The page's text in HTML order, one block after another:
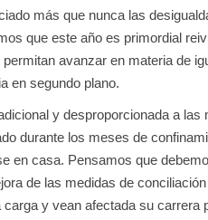
más que nunca las
que este año es primordial
avanzar en materia de
en segundo plano.
y desproporcionada a las
durante los meses de
en casa. Pensamos que
de las medidas de
y vean afectada su carrera